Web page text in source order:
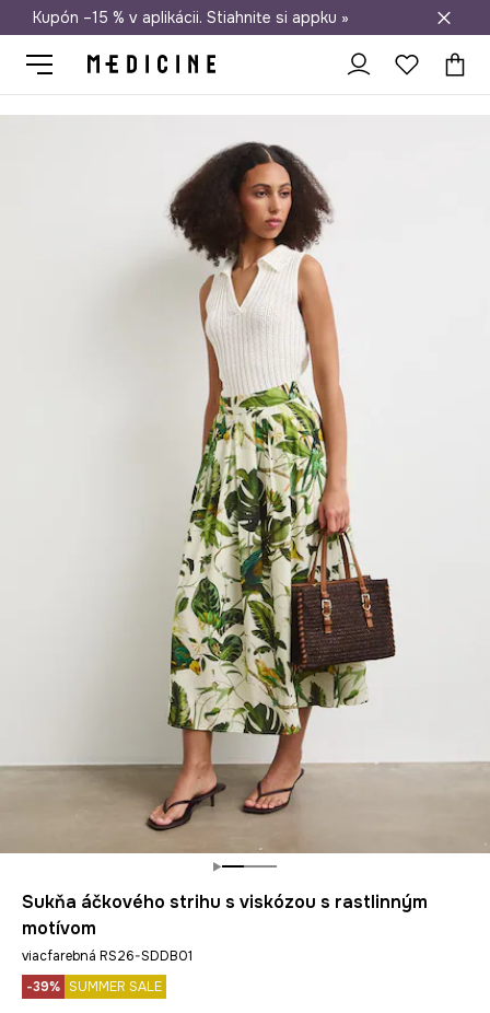
Doprava zadarmo od 50 €
Kupón –15 % v aplikácii. Stiahnite si appku »
Sukňa áčkového strihu s viskózou s rastlinným
motívom
viacfarebná RS26-SDDB01
-39% SUMMER SALE